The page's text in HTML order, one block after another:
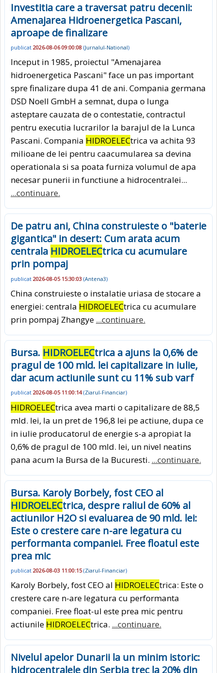
Investitia care a traversat patru decenii:
Amenajarea Hidroenergetica Pascani,
aproape de finalizare
publicat 2026-08-06 09:00:08 (Jurnalul-National)
Inceput in 1985, proiectul "Amenajarea
hidroenergetica Pascani" face un pas important
spre finalizare dupa 41 de ani. Compania germana
DSD Noell GmbH a semnat, dupa o lunga
asteptare cauzata de o contestatie, contractul
pentru executia lucrarilor la barajul de la Lunca
Pascani. Compania HIDROELECtrica va achita 93
milioane de lei pentru caacumularea sa devina
operationala si sa poata furniza volumul de apa
necesar punerii in functiune a hidrocentralei...
...continuare.
De patru ani, China construieste o "baterie
gigantica" in desert: Cum arata acum
centrala HIDROELECtrica cu acumulare
prin pompaj
publicat 2026-08-05 15:30:03 (Antena3)
China construieste o instalatie uriasa de stocare a
energiei: centrala HIDROELECtrica cu acumulare
prin pompaj Zhangye ...continuare.
Bursa. HIDROELECtrica a ajuns la 0,6% de
pragul de 100 mld. lei capitalizare in iulie,
dar acum actiunile sunt cu 11% sub varf
publicat 2026-08-05 11:00:14(Ziarul-Financiar)
HIDROELECtrica avea marti o capitalizare de 88,5
mld. lei, la un pret de 196,8 lei pe actiune, dupa ce
in iulie producatorul de energie s-a apropiat la
0,6% de pragul de 100 mld. lei, un nivel neatins
pana acum la Bursa de la Bucuresti. ...continuare.
Bursa. Karoly Borbely, fost CEO al
HIDROELECtrica, despre raliul de 60% al
actiunilor H2O si evaluarea de 90 mld. lei:
Este o crestere care n-are legatura cu
performanta companiei. Free floatul este
prea mic
publicat 2026-08-03 11:00:15(Ziarul-Financiar)
Karoly Borbely, fost CEO al HIDROELECtrica: Este o
crestere care n-are legatura cu performanta
companiei. Free float-ul este prea mic pentru
actiunile HIDROELECtrica. ...continuare.
Nivelul apelor Dunarii la un minim istoric:
hidrocentralele din Serbia trec la 20% din